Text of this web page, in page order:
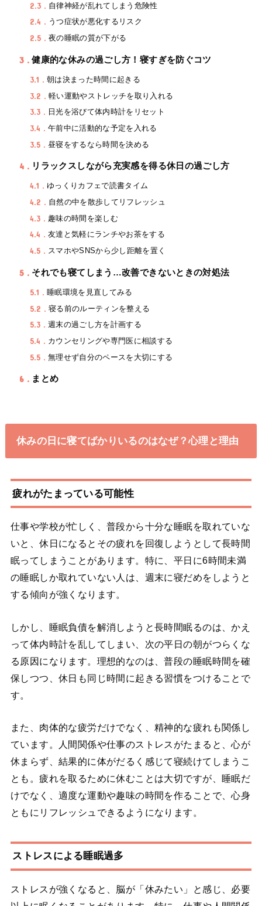
2.3 自律神経が乱れてしまう危険性
2.4 うつ症状が悪化するリスク
2.5 夜の睡眠の質が下がる
3 健康的な休みの過ごし方！寝すぎを防ぐコツ
3.1 朝は決まった時間に起きる
3.2 軽い運動やストレッチを取り入れる
3.3 日光を浴びて体内時計をリセット
3.4 午前中に活動的な予定を入れる
3.5 昼寝をするなら時間を決める
4 リラックスしながら充実感を得る休日の過ごし方
4.1 ゆっくりカフェで読書タイム
4.2 自然の中を散歩してリフレッシュ
4.3 趣味の時間を楽しむ
4.4 友達と気軽にランチやお茶をする
4.5 スマホやSNSから少し距離を置く
5 それでも寝てしまう…改善できないときの対処法
5.1 睡眠環境を見直してみる
5.2 寝る前のルーティンを整える
5.3 週末の過ごし方を計画する
5.4 カウンセリングや専門医に相談する
5.5 無理せず自分のペースを大切にする
6 まとめ
休みの日に寝てばかりいるのはなぜ？心理と理由
疲れがたまっている可能性
仕事や学校が忙しく、普段から十分な睡眠を取れていな
いと、休日になるとその疲れを回復しようとして長時間
眠ってしまうことがあります。特に、平日に6時間未満
の睡眠しか取れていない人は、週末に寝だめをしようと
する傾向が強くなります。
しかし、睡眠負債を解消しようと長時間眠るのは、かえ
って体内時計を乱してしまい、次の平日の朝がつらくな
る原因になります。理想的なのは、普段の睡眠時間を確
保しつつ、休日も同じ時間に起きる習慣をつけることで
す。
また、肉体的な疲労だけでなく、精神的な疲れも関係し
ています。人間関係や仕事のストレスがたまると、心が
休まらず、結果的に体がだるく感じて寝続けてしまうこ
とも。疲れを取るために休むことは大切ですが、睡眠だ
けでなく、適度な運動や趣味の時間を作ることで、心身
ともにリフレッシュできるようになります。
ストレスによる睡眠過多
ストレスが強くなると、脳が「休みたい」と感じ、必要